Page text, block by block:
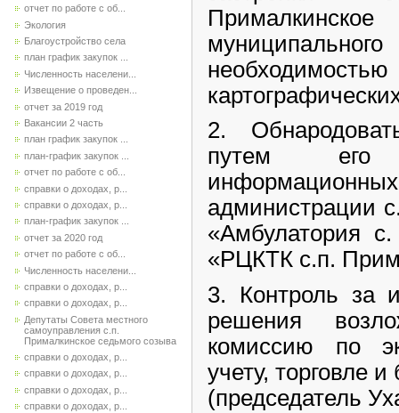
отчет по работе с об...
Экология
Благоустройство села
план график закупок ...
Численность населени...
Извещение о проведен...
отчет за 2019 год
Вакансии 2 часть
план график закупок ...
план-график закупок ...
отчет по работе с об...
справки о доходах, р...
справки о доходах, р...
план-график закупок ...
отчет за 2020 год
отчет по работе с об...
Численность населени...
справки о доходах, р...
справки о доходах, р...
Депутаты Совета местного
самоуправления с.п.
Прималкинское седьмого созыва
справки о доходах, р...
справки о доходах, р...
справки о доходах, р...
справки о доходах, р...
2.
путем его
администрации
«Амбулатория
«РЦКТК с.п.
3. Контроль за
решения
комиссию по
учету, торговле
(председатель